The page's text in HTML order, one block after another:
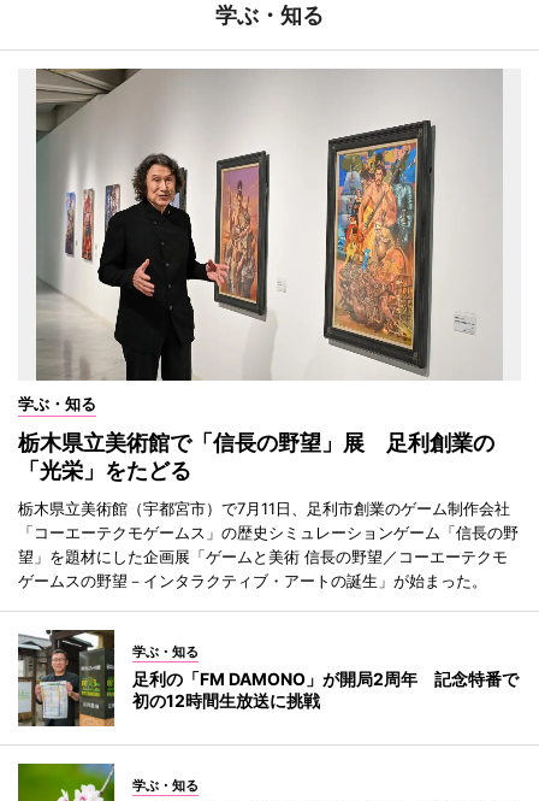
学ぶ・知る
学ぶ・知る
栃木県立美術館で「信長の野望」展 足利創業の
「光栄」をたどる
栃木県立美術館（宇都宮市）で7月11日、足利市創業のゲーム制作会社
「コーエーテクモゲームス」の歴史シミュレーションゲーム「信長の野
望」を題材にした企画展「ゲームと美術 信長の野望／コーエーテクモ
ゲームスの野望－インタラクティブ・アートの誕生」が始まった。
学ぶ・知る
足利の「FM DAMONO」が開局2周年 記念特番で
初の12時間生放送に挑戦
学ぶ・知る